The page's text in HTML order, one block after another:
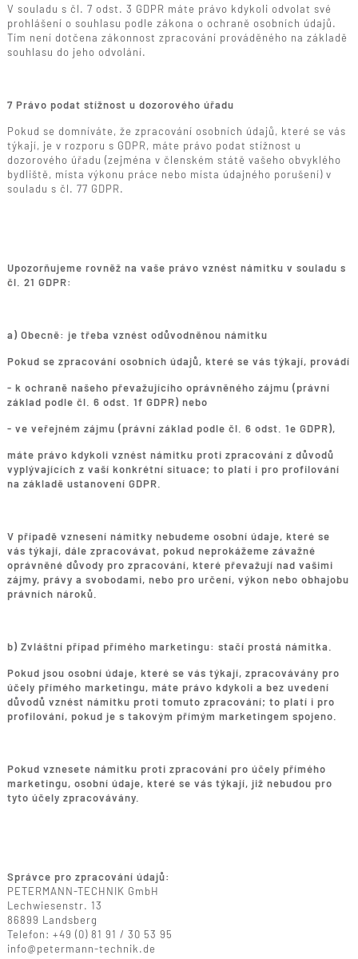
V souladu s čl. 7 odst. 3 GDPR máte právo kdykoli odvolat své
prohlášení o souhlasu podle zákona o ochraně osobních údajů.
Tím není dotčena zákonnost zpracování prováděného na základě
souhlasu do jeho odvolání.
7 Právo podat stížnost u dozorového úřadu
Pokud se domníváte, že zpracování osobních údajů, které se vás
týkají, je v rozporu s GDPR, máte právo podat stížnost u
dozorového úřadu (zejména v členském státě vašeho obvyklého
bydliště, místa výkonu práce nebo místa údajného porušení) v
souladu s čl. 77 GDPR.
Upozorňujeme rovněž na vaše právo vznést námitku v souladu s
čl. 21 GDPR:
a) Obecně: je třeba vznést odůvodněnou námitku
Pokud se zpracování osobních údajů, které se vás týkají, provádí
- k ochraně našeho převažujícího oprávněného zájmu (právní
základ podle čl. 6 odst. 1f GDPR) nebo
- ve veřejném zájmu (právní základ podle čl. 6 odst. 1e GDPR),
máte právo kdykoli vznést námitku proti zpracování z důvodů
vyplývajících z vaší konkrétní situace; to platí i pro profilování
na základě ustanovení GDPR.
V případě vznesení námitky nebudeme osobní údaje, které se
vás týkají, dále zpracovávat, pokud neprokážeme závažné
oprávněné důvody pro zpracování, které převažují nad vašimi
zájmy, právy a svobodami, nebo pro určení, výkon nebo obhajobu
právních nároků.
b) Zvláštní případ přímého marketingu: stačí prostá námitka.
Pokud jsou osobní údaje, které se vás týkají, zpracovávány pro
účely přímého marketingu, máte právo kdykoli a bez uvedení
důvodů vznést námitku proti tomuto zpracování; to platí i pro
profilování, pokud je s takovým přímým marketingem spojeno.
Pokud vznesete námitku proti zpracování pro účely přímého
marketingu, osobní údaje, které se vás týkají, již nebudou pro
tyto účely zpracovávány.
Správce pro zpracování údajů:
PETERMANN-TECHNIK GmbH
Lechwiesenstr. 13
86899 Landsberg
Telefon: +49 (0) 81 91 / 30 53 95
info@petermann-technik.de